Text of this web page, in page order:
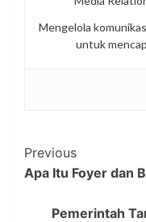
Mengelola
untuk
Post
Previous
Apa Itu Foyer dan
Pemerintah